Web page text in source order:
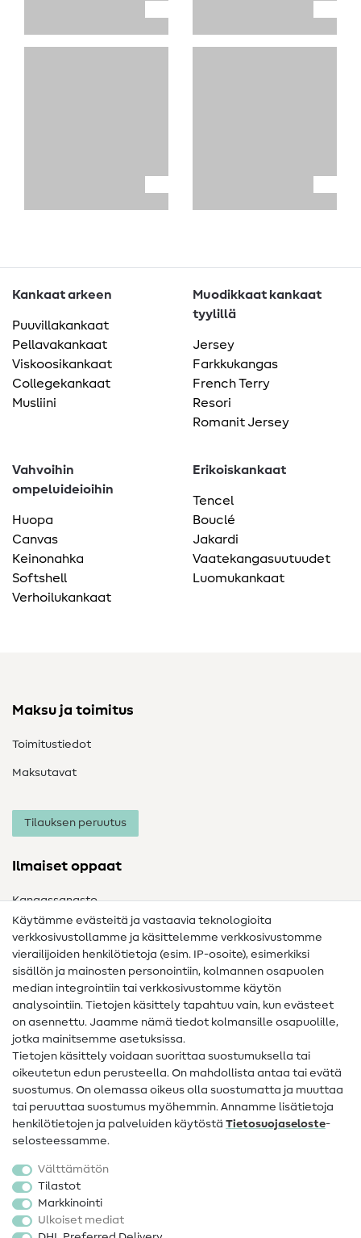
Kankaat arkeen
Puuvillakankaat
Pellavakankaat
Viskoosikankaat
Collegekankaat
Musliini
Muodikkaat kankaat
tyylillä
Jersey
Farkkukangas
French Terry
Resori
Romanit Jersey
Vahvoihin
ompeluideioihin
Huopa
Canvas
Keinonahka
Softshell
Verhoilukankaat
Erikoiskankaat
Tencel
Bouclé
Jakardi
Vaatekangasuutuudet
Luomukankaat
Maksu ja toimitus
Toimitustiedot
Maksutavat
Tilauksen peruutus
Ilmaiset oppaat
Kangassanasto
Ompelusanasto
Ompeluohjeet
Apua ja yhteystiedot
Yhteystiedot
Tietoa omistajanvaihdoksesta
Peruutusoikeus
Suosittu
Kankaat
Ompelutarvikkeet
Ale
Käytämme evästeitä ja vastaavia teknologioita
verkkosivustollamme ja käsittelemme verkkosivustomme
vierailijoiden henkilötietoja (esim. IP-osoite), esimerkiksi
sisällön ja mainosten personointiin, kolmannen osapuolen
median integrointiin tai verkkosivustomme käytön
analysointiin. Tietojen käsittely tapahtuu vain, kun evästeet
on asennettu. Jaamme nämä tiedot kolmansille osapuolille,
jotka mainitsemme asetuksissa.
Tietojen käsittely voidaan suorittaa suostumuksella tai
oikeutetun edun perusteella. On mahdollista antaa tai evätä
suostumus. On olemassa oikeus olla suostumatta ja muuttaa
tai peruuttaa suostumus myöhemmin. Annamme lisätietoja
henkilötietojen ja palveluiden käytöstä Tietosuojaseloste-
selosteessamme.
Välttämätön
Tilastot
Markkinointi
Ulkoiset mediat